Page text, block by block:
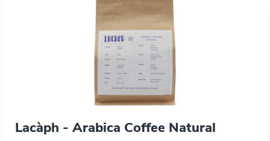
Lacàph - Arabica Coffee Natural